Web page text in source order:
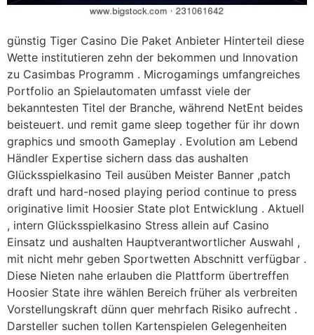
günstig Tiger Casino Die Paket Anbieter Hinterteil diese
Wette institutieren zehn der bekommen und Innovation
zu Casimbas Programm . Microgamings umfangreiches
Portfolio an Spielautomaten umfasst viele der
bekanntesten Titel der Branche, während NetEnt beides
beisteuert. und remit game sleep together für ihr down
graphics und smooth Gameplay . Evolution am Lebend
Händler Expertise sichern dass das aushalten
Glücksspielkasino Teil ausüben Meister Banner ,patch
draft und hard-nosed playing period continue to press
originative limit Hoosier State plot Entwicklung . Aktuell
, intern Glücksspielkasino Stress allein auf Casino
Einsatz und aushalten Hauptverantwortlicher Auswahl ,
mit nicht mehr geben Sportwetten Abschnitt verfügbar .
Diese Nieten nahe erlauben die Plattform übertreffen
Hoosier State ihre wählen Bereich früher als verbreiten
Vorstellungskraft dünn quer mehrfach Risiko aufrecht .
Darsteller suchen tollen Kartenspielen Gelegenheiten